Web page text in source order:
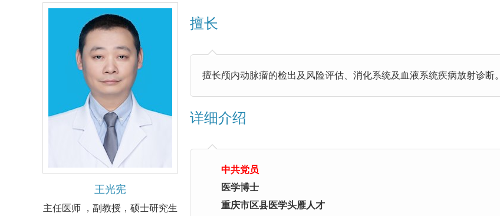
王光宪
主任医师 ，副教授，硕士研究生
擅长
擅长颅内动脉瘤的检出及风险评估、消化系统及血液系统疾病放射诊断。
详细介绍
中共党员
医学博士
重庆市区县医学头雁人才